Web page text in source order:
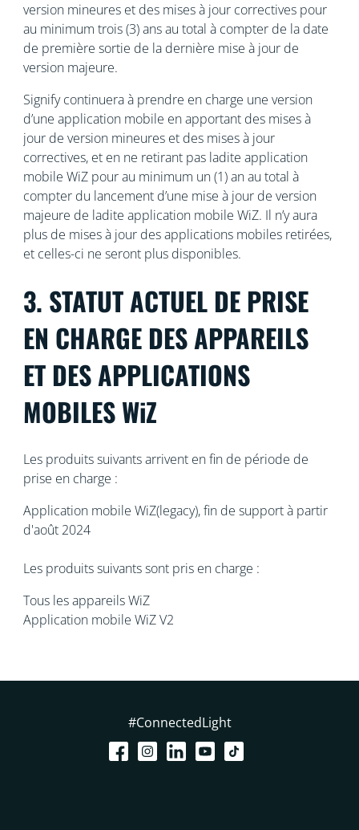
version mineures et des mises à jour correctives pour
au minimum trois (3) ans au total à compter de la date
de première sortie de la dernière mise à jour de
version majeure.
Signify continuera à prendre en charge une version
d’une application mobile en apportant des mises à
jour de version mineures et des mises à jour
correctives, et en ne retirant pas ladite application
mobile WiZ pour au minimum un (1) an au total à
compter du lancement d’une mise à jour de version
majeure de ladite application mobile WiZ. Il n’y aura
plus de mises à jour des applications mobiles retirées,
et celles-ci ne seront plus disponibles.
3. STATUT ACTUEL DE PRISE
EN CHARGE DES APPAREILS
ET DES APPLICATIONS
MOBILES WiZ
Les produits suivants arrivent en fin de période de
prise en charge :
Application mobile WiZ(legacy), fin de support à partir
d'août 2024
Les produits suivants sont pris en charge :
Tous les appareils WiZ
Application mobile WiZ V2
#ConnectedLight